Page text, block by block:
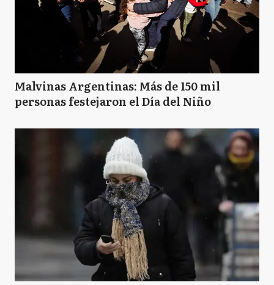
Malvinas Argentinas: Más de 150 mil
personas festejaron el Día del Niño